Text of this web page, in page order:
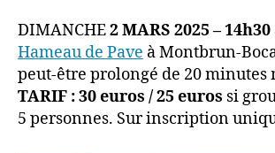
DIMANCHE2 MARS 2025 –
Hameau de Pave à Montbrun-
peut-être prolongé de 20 minutes
TARIF : 30 euros / 25 euros si
5 personnes. Sur inscription